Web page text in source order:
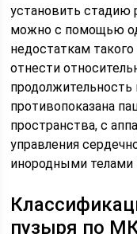
установить стадию
можно с помощью
недостаткам
отнести
противопоказана
пространства, с
управления
инородными
пузыря по